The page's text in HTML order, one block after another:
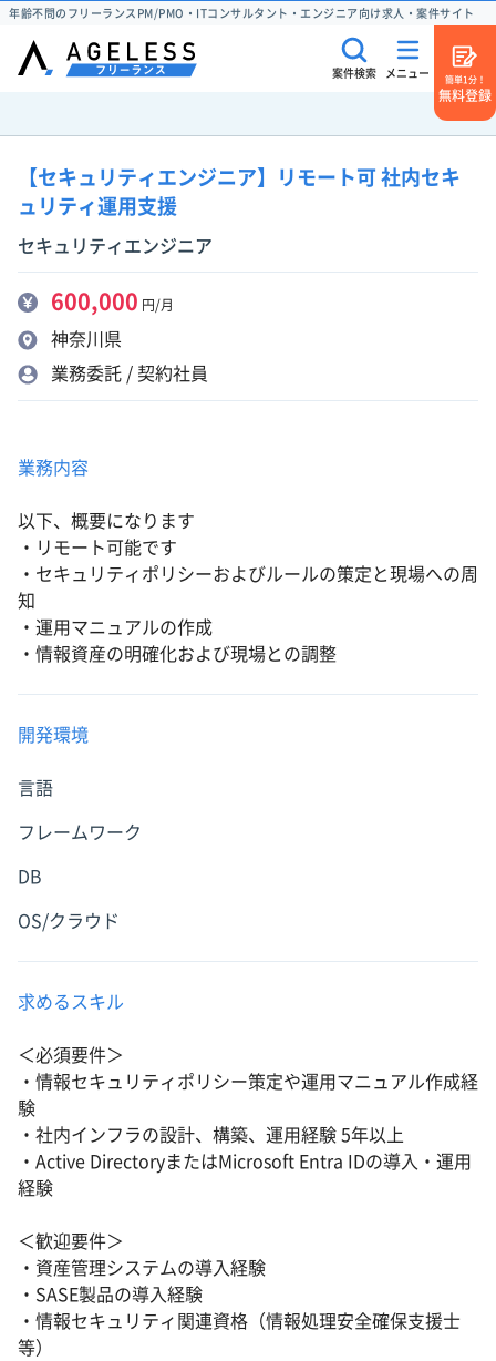
年齢不問のフリーランスPM/PMO・ITコンサルタント・エンジニア向け求人・案件サイト
案件検索 メニュー
簡単1分！
無料登録
【セキュリティエンジニア】リモート可 社内セキ
ュリティ運用支援
セキュリティエンジニア
600,000 円/月
神奈川県
業務委託 / 契約社員
業務内容
以下、概要になります
・リモート可能です
・セキュリティポリシーおよびルールの策定と現場への周
知
・運用マニュアルの作成
・情報資産の明確化および現場との調整
開発環境
言語
フレームワーク
DB
OS/クラウド
求めるスキル
＜必須要件＞
・情報セキュリティポリシー策定や運用マニュアル作成経
験
・社内インフラの設計、構築、運用経験 5年以上
・Active DirectoryまたはMicrosoft Entra IDの導入・運用
経験
＜歓迎要件＞
・資産管理システムの導入経験
・SASE製品の導入経験
・情報セキュリティ関連資格（情報処理安全確保支援士
等）